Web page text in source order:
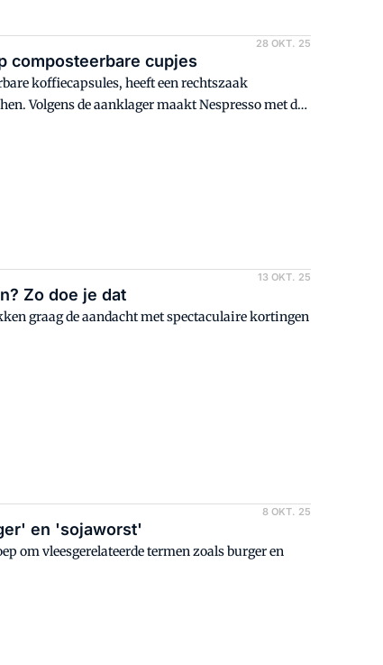
28 OKT. 25
composteerbare cupjes
koffiecapsules, heeft een rechtszaak
Volgens de aanklager maakt Nespresso met de
13 OKT. 25
Zo doe je dat
graag de aandacht met spectaculaire kortingen
8 OKT. 25
en 'sojaworst'
om vleesgerelateerde termen zoals burger en